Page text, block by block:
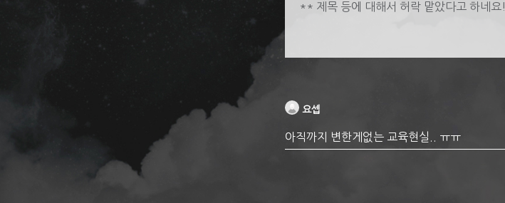
** 제목 등에 대해서 허락 맡았다고 하네요!
요셉
아직까지 변한게없는 교육현실.. ㅠㅠ